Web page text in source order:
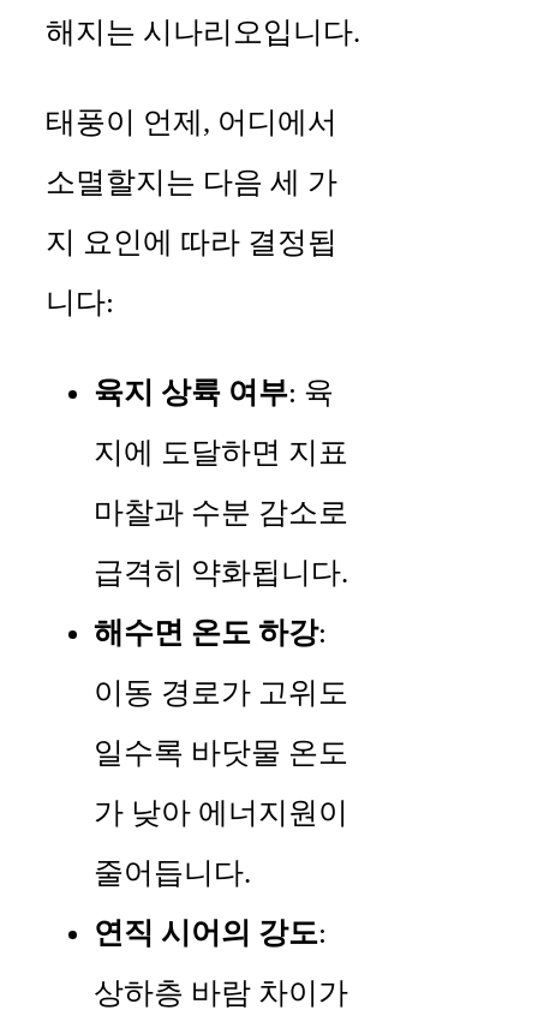
해지는 시나리오입니다.
태풍이 언제, 어디에서
소멸할지는 다음 세 가
지 요인에 따라 결정됩
니다:
육지 상륙 여부: 육
지에 도달하면 지표
마찰과 수분 감소로
급격히 약화됩니다.
해수면 온도 하강:
이동 경로가 고위도
일수록 바닷물 온도
가 낮아 에너지원이
줄어듭니다.
연직 시어의 강도:
상하층 바람 차이가